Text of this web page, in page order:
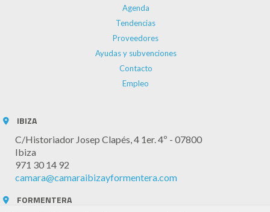
Agenda
Tendencias
Proveedores
Ayudas y subvenciones
Contacto
Empleo
IBIZA
C/Historiador Josep Clapés, 4 1er. 4º - 07800
Ibiza
971 30 14 92
camara@camaraibizayformentera.com
FORMENTERA